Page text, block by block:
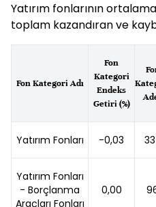
Yatırım fonlarının
toplam kazandıran ve
Fon Kategori Adı
Fon
Kategori
Endeks
Getiri (%)
Yatırım Fonları -0,03
Yatırım Fonları
- Borçlanma
Araçları Fonları
0,00